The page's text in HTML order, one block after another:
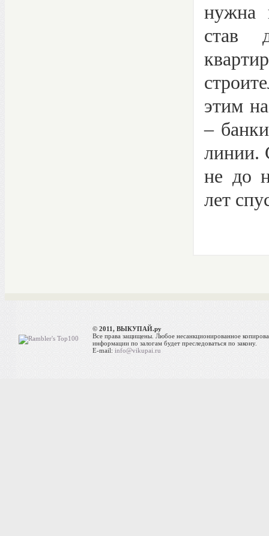
нужна
став
этим
–
линии.
не до
лет
© 2011, ВЫКУПАЙ.ру
Все права защищены. Любое несанкционированное
информации по залогам будет преследоваться по закону.
E-mail:info@vikupai.ru